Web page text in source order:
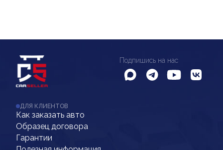
Подпишись на нас
ДЛЯ КЛИЕНТОВ
Как заказать авто
Образец договора
Гарантии